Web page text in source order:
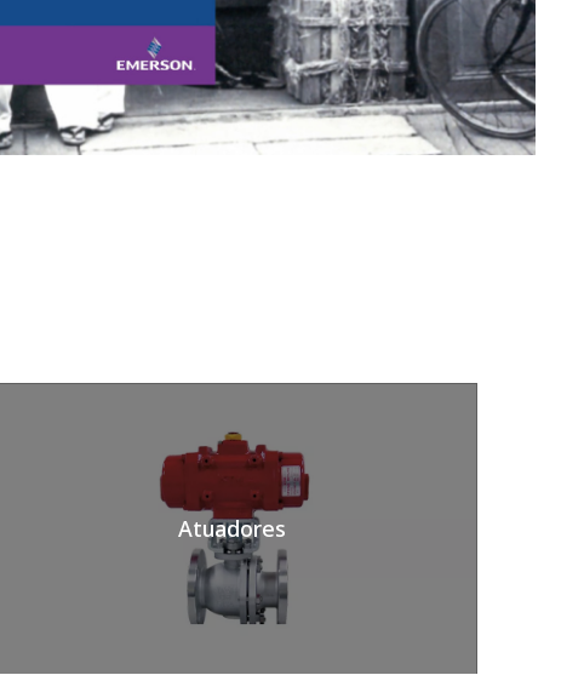
Atuadores